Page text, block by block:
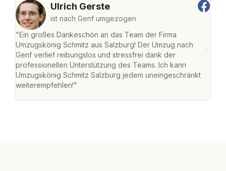
Ulrich Gerste
ist nach Genf umgezogen
"Ein großes Dankeschön an das Team der Firma
Umzugskönig Schmitz aus Salzburg! Der Umzug nach
Genf verlief reibungslos und stressfrei dank der
professionellen Unterstützung des Teams. Ich kann
Umzugskönig Schmitz Salzburg jedem uneingeschränkt
weiterempfehlen!"